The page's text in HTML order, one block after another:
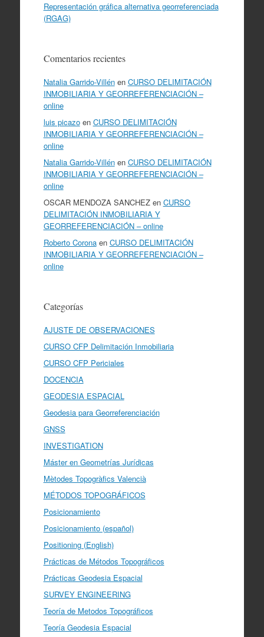
Representación gráfica alternativa georreferenciada
(RGAG)
Comentarios recientes
Natalia Garrido-Villénen CURSO DELIMITACIÓN
INMOBILIARIA Y GEORREFERENCIACIÓN –
online
luis picazoen CURSO DELIMITACIÓN
INMOBILIARIA Y GEORREFERENCIACIÓN –
online
Natalia Garrido-Villénen CURSO DELIMITACIÓN
INMOBILIARIA Y GEORREFERENCIACIÓN –
online
OSCAR MENDOZA SANCHEZen CURSO
DELIMITACIÓN INMOBILIARIA Y
GEORREFERENCIACIÓN – online
Roberto Coronaen CURSO DELIMITACIÓN
INMOBILIARIA Y GEORREFERENCIACIÓN –
online
Categorías
AJUSTE DE OBSERVACIONES
CURSO CFP Delimitación Inmobiliaria
CURSO CFP Periciales
DOCENCIA
GEODESIA ESPACIAL
Geodesia para Georreferenciación
GNSS
INVESTIGATION
Máster en Geometrías Jurídicas
Mètodes Topogràfics Valencià
MÉTODOS TOPOGRÁFICOS
Posicionamiento
Posicionamiento (español)
Positioning (English)
Prácticas de Métodos Topográficos
Prácticas Geodesia Espacial
SURVEY ENGINEERING
Teoría de Metodos Topográficos
Teoría Geodesia Espacial